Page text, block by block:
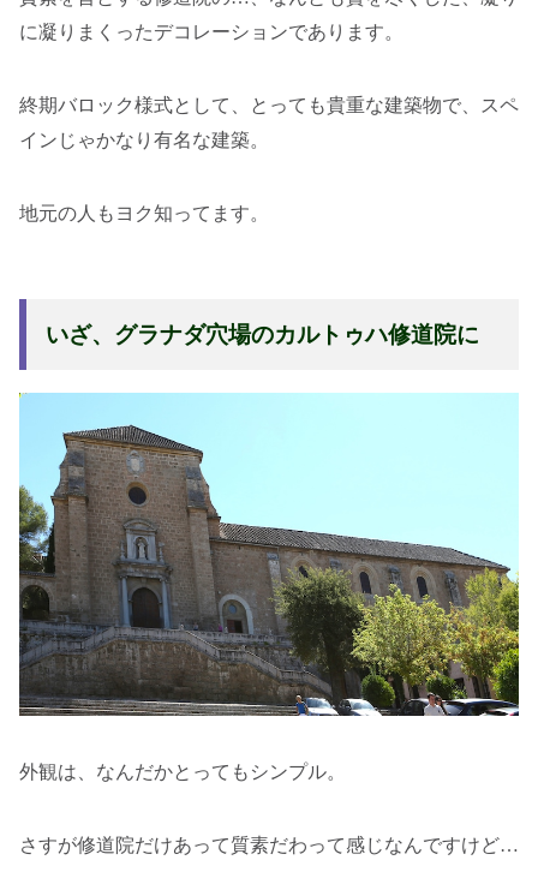
に凝りまくったデコレーションであります。
終期バロック様式として、とっても貴重な建築物で、スペ
インじゃかなり有名な建築。
地元の人もヨク知ってます。
いざ、グラナダ穴場のカルトゥハ修道院に
外観は、なんだかとってもシンプル。
さすが修道院だけあって質素だわって感じなんですけど…